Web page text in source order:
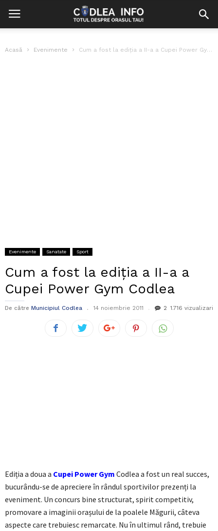
Acasă Evenimente Cum a fost la ediția a II-a a Cupei Power Gym Codlea
Evenimente Sanatate Sport
Cum a fost la ediția a II-a a
Cupei Power Gym Codlea
De către Municipiul Codlea 14 noiembrie 2011 2 1.716 vizualizari
Ediția a doua a Cupei Power Gym Codlea a fost un real succes,
bucurându-se de apreciere în rândul sportivilor prezenți la
eveniment. Un concurs bine structurat, spirit competitiv,
promovare a imaginii orașului de la poalele Măgurii, câteva
aspecte care trebuiesc remarcate. Nu în ultimul rând, trebuie